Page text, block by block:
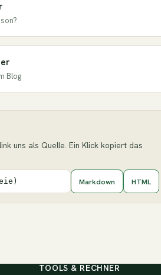
Blog
uns als Quelle. Ein Klick kopiert das
Markdown HTML
TOOLS & RECHNER